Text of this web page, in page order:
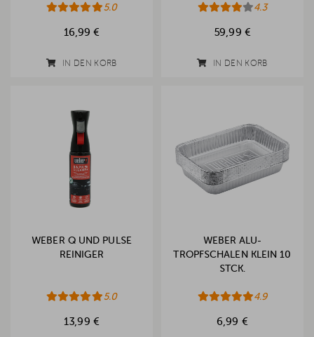
5.0
16,99 €
IN DEN KORB
(2025)
4.3
59,99 €
IN DEN KORB
WEBER Q UND PULSE
REINIGER
5.0
13,99 €
WEBER ALU-
TROPFSCHALEN KLEIN 10
STCK.
4.9
6,99 €